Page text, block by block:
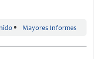
Mayores Informes